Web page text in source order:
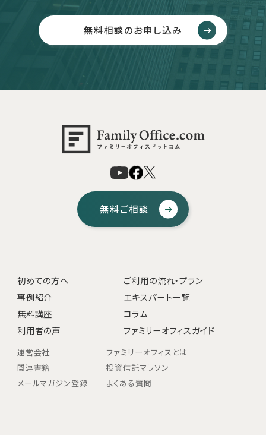
無料相談のお申し込み
無料ご相談
初めての方へ
ご利用の流れ・プラン
事例紹介
エキスパート一覧
無料講座
コラム
利用者の声
ファミリーオフィスガイド
運営会社
ファミリーオフィスとは
関連書籍
投資信託マラソン
メールマガジン登録
よくある質問